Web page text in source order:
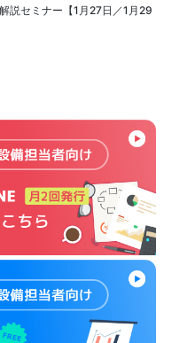
説セミナー【1月27日／1月29